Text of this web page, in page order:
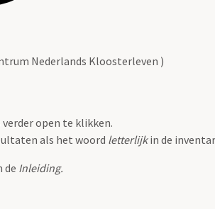
Nederlands Kloosterleven )
open te klikken.
als het woord letterlijkin de
de Inleiding.